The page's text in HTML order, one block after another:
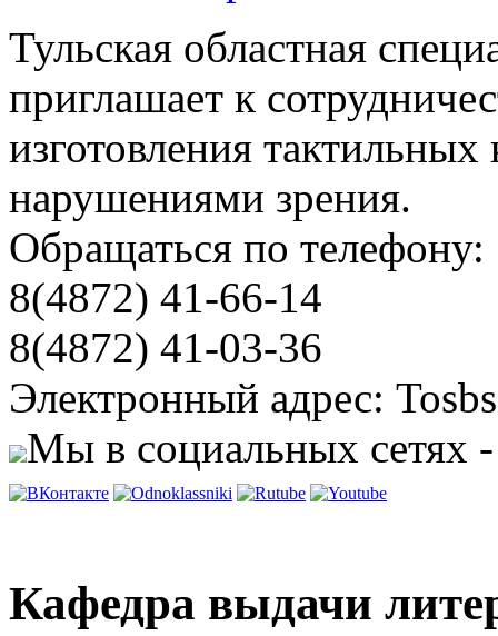
Тульская областная
приглашает к
изготовления
нарушениями зрения.
Обращаться по телефону:
8(4872) 41-66-14
8(4872) 41-03-36
Электронный адрес:
Мы в социальных сетях
Кафедра выдачи